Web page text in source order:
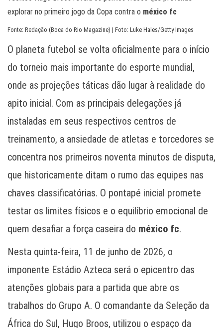
explorar no primeiro jogo da Copa contra o méxico fc
Fonte: Redação (Boca do Rio Magazine) | Foto: Luke Hales/Getty Images
O planeta futebol se volta oficialmente para o início
do torneio mais importante do esporte mundial,
onde as projeções táticas dão lugar à realidade do
apito inicial. Com as principais delegações já
instaladas em seus respectivos centros de
treinamento, a ansiedade de atletas e torcedores se
concentra nos primeiros noventa minutos de disputa,
que historicamente ditam o rumo das equipes nas
chaves classificatórias. O pontapé inicial promete
testar os limites físicos e o equilíbrio emocional de
quem desafiar a força caseira do méxico fc.
Nesta quinta-feira, 11 de junho de 2026, o
imponente Estádio Azteca será o epicentro das
atenções globais para a partida que abre os
trabalhos do Grupo A. O comandante da Seleção da
África do Sul, Hugo Broos, utilizou o espaço da